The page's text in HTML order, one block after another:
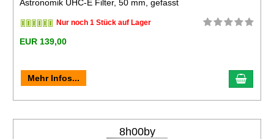
Astronomik UHC-E Filter, 50 mm, gefasst
Nur noch 1 Stück auf Lager
EUR 139,00
Mehr Infos...
8h00by